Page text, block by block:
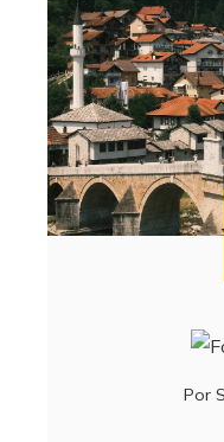
Por